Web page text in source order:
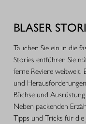
Freizeit.BLASER
Tauchen Sie ein in die
Stories entführen Sie
ferne Reviere weltweit.
und
Büchse und
Neben packenden
Tipps und Tricks für die